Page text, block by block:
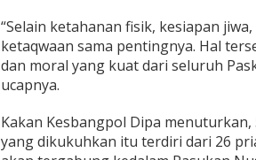
“Selain ketahanan fisik, kesiapan
ketaqwaan sama pentingnya. Hal
dan moral yang kuat dari seluruh
ucapnya.
Kakan Kesbangpol Dipa
yang dikukuhkan itu terdiri dari 26